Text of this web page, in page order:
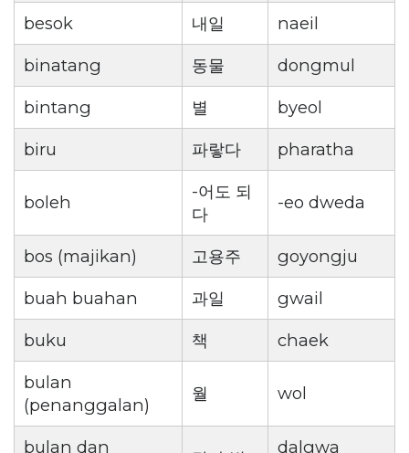
besok 내일
naeil
binatang
동물
dongmul
bintang
별
byeol
biru
파랗다 pharatha
boleh
-어도 되
다
-eo dweda
bos (majikan) 고용주
goyongju
buah buahan
과일
gwail
buku
책
chaek
bulan
(penanggalan)
월 wol
bulan dan
dalgwa